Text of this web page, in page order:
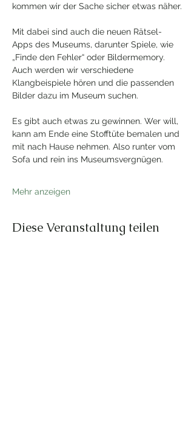
kommen wir der Sache sicher etwas näher.
Mit dabei sind auch die neuen Rätsel-
Apps des Museums, darunter Spiele, wie
„Finde den Fehler“ oder Bildermemory.
Auch werden wir verschiedene
Klangbeispiele hören und die passenden
Bilder dazu im Museum suchen.
Es gibt auch etwas zu gewinnen. Wer will,
kann am Ende eine Stofftüte bemalen und
mit nach Hause nehmen. Also runter vom
Sofa und rein ins Museumsvergnügen.
Mehr anzeigen
Diese Veranstaltung teilen